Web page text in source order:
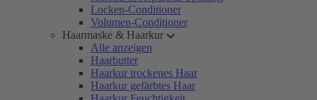
Locken-Conditioner
Volumen-Conditioner
Haarmaske & Haarkur
Alle anzeigen
Haarbutter
Haarkur trockenes Haar
Haarkur gefärbtes Haar